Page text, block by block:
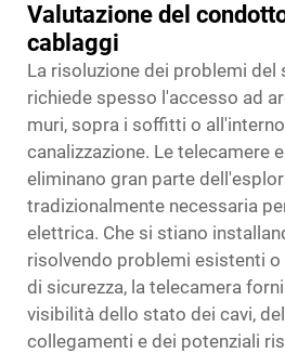
Valutazione del
cablaggi
La risoluzione dei problemi
richiede spesso l'accesso ad
muri, sopra i soffitti o
canalizzazione. Le telecamere
eliminano gran parte
tradizionalmente necessaria
elettrica. Che si stiano
risolvendo problemi esistenti
di sicurezza, la telecamera
visibilità dello stato dei cavi,
collegamenti e dei potenziali